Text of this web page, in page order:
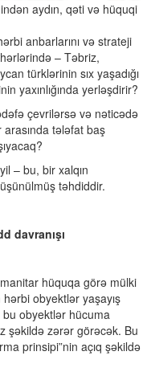
aydın, qəti və hüquqi
anbarlarını və strateji
– Təbriz,
türklərinin sıx yaşadığı
yaxınlığında yerləşdirir?
çevrilərsə və nəticədə
tələfat baş
– bu, bir xalqın
təhdiddir.
davranışı
hüquqa görə mülki
obyektlər yaşayış
obyektlər hücuma
şəkildə zərər görəcək. Bu
prinsipi”nin açıq şəkildə